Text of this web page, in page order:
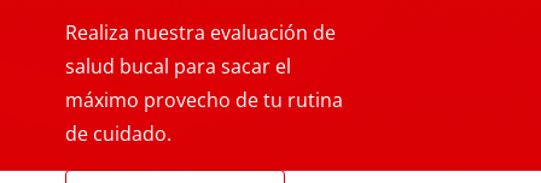
Realiza nuestra evaluación de
salud bucal para sacar el
máximo provecho de tu rutina
de cuidado.